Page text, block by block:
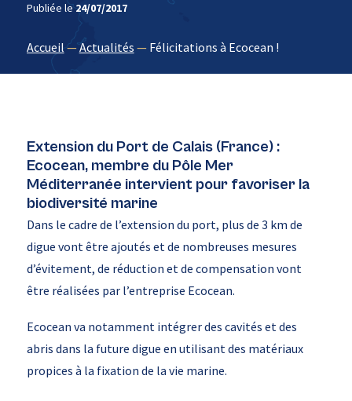
Publiée le24/07/2017
Accueil —Actualités — Félicitations à Ecocean !
Extension du Port de Calais (France) :
Ecocean, membre du Pôle Mer
Méditerranée intervient pour favoriser la
biodiversité marine
Dans le cadre de l’extension du port, plus de 3 km de
digue vont être ajoutés et de nombreuses mesures
d’évitement, de réduction et de compensation vont
être réalisées par l’entreprise Ecocean.
Ecocean va notamment intégrer des cavités et des
abris dans la future digue en utilisant des matériaux
propices à la fixation de la vie marine.